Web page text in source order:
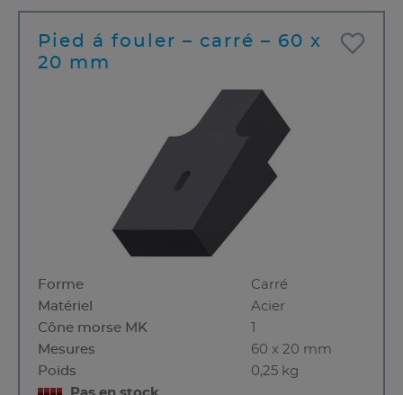
Pied á fouler – carré – 60 x
20 mm
Forme
Carré
Matériel
Acier
Cône morse MK
Mesures
60 x 20 mm
Poids
0,25 kg